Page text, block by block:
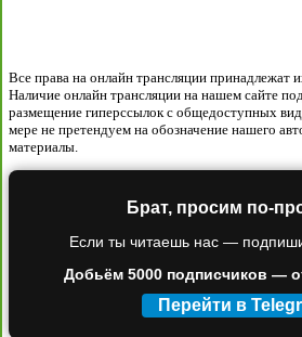
Все права на онлайн трансляции принадлежат
Наличие онлайн трансляции на нашем сайте
размещение гиперссылок с общедоступных
мере не претендуем на обозначение нашего
материалы.
Брат, просим по-
Если ты читаешь нас —
Добьём 5000 подписчиков —
Перейти в